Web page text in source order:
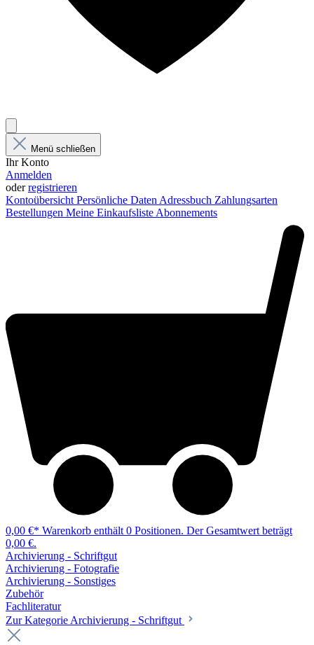
Menü schließen
Ihr Konto
Anmelden
oderregistrieren
Kontoübersicht Persönliche Daten Adressbuch Zahlungsarten
Bestellungen Meine Einkaufsliste Abonnements
0,00 €* Warenkorb enthält 0 Positionen. Der Gesamtwert beträgt
0,00 €.
Archivierung - Schriftgut
Archivierung - Fotografie
Archivierung - Sonstiges
Zubehör
Fachliteratur
Zur Kategorie Archivierung - Schriftgut